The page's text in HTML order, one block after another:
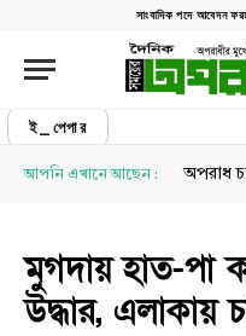
সাংবাদিক পদে আবেদন
ই_পেপার
আপনি এখানে আছেন : অপরাধ
মুগদায় হাত-পা
উদ্ধার, এলাকায়